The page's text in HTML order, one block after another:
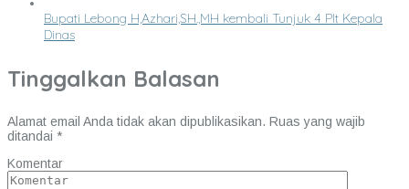
Bupati Lebong H,Azhari,SH.,MH kembali Tunjuk 4 Plt Kepala
Dinas
Tinggalkan Balasan
Alamat email Anda tidak akan dipublikasikan. Ruas yang wajib
ditandai *
Komentar